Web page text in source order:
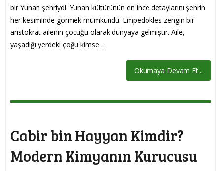
bir Yunan şehriydi. Yunan kültürünün en ince detaylarını şehrin
her kesiminde görmek mümkündü. Empedokles zengin bir
aristokrat ailenin çocuğu olarak dünyaya gelmiştir. Aile,
yaşadığı yerdeki çoğu kimse …
Okumaya Devam Et...
Cabir bin Hayyan Kimdir?
Modern Kimyanın Kurucusu